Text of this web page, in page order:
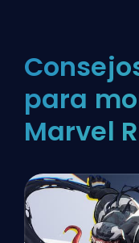
para
Marvel